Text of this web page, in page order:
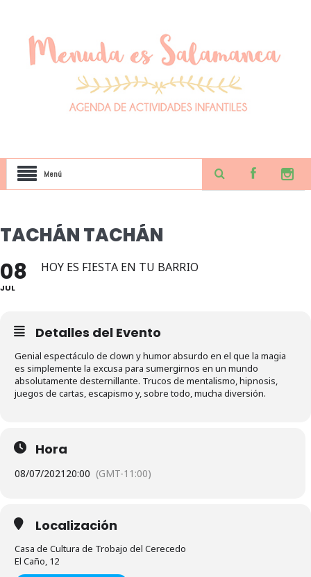
Menú
TACHÁN TACHÁN
08
JUL
HOY ES FIESTA EN TU BARRIO
Detalles del Evento
Genial espectáculo de clown y humor absurdo en el que la magia
es simplemente la excusa para sumergirnos en un mundo
absolutamente desternillante. Trucos de mentalismo, hipnosis,
juegos de cartas, escapismo y, sobre todo, mucha diversión.
Hora
08/07/2021 20:00 (GMT-11:00)
Localización
Casa de Cultura de Trobajo del Cerecedo
El Caño, 12